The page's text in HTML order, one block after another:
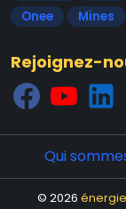
Onee
Mines
Rejoignez-
Qui
© 2026